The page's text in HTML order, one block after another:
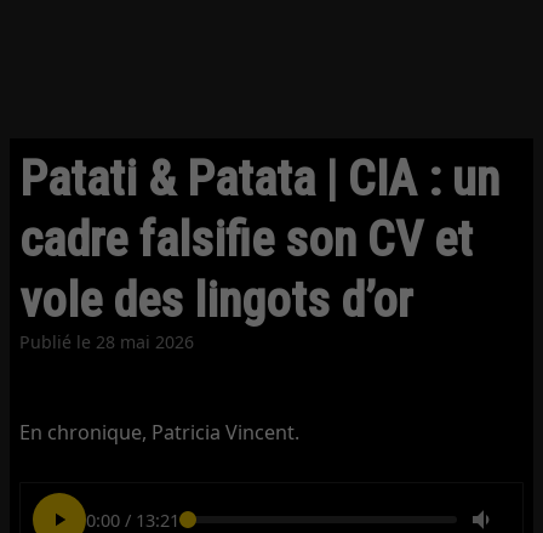
Patati & Patata | CIA : un
cadre falsifie son CV et
vole des lingots d’or
Publié le 28 mai 2026
En chronique, Patricia Vincent.
0:00/ 13:21